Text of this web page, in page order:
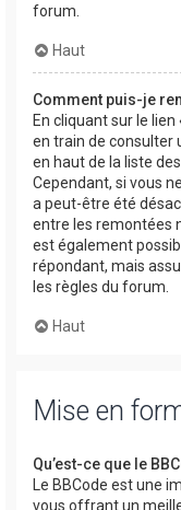
forum.
Haut
Comment puis-je
En cliquant sur le
en train de consulter
en haut de la liste
Cependant, si vous
a peut-être été
entre les remontées
est également
répondant, mais
les règles du forum.
Haut
Mise en
Qu’est-ce que le
Le BBCode est une
vous offrant un